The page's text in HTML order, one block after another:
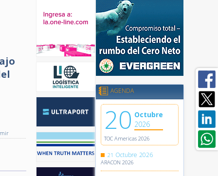
AGENDA
20 Octubre
2026
TOC Americas 2026
21 Octubre 2026
ARACON 2026